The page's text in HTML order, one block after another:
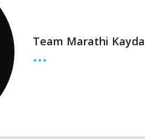
Team Marathi Kayda
...